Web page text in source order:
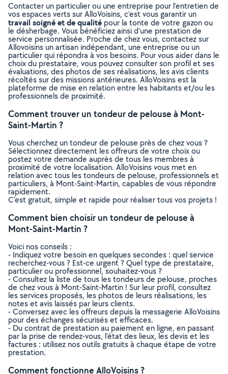
Contacter un particulier ou une entreprise pour l’entretien de
vos espaces verts sur AlloVoisins, c’est vous garantir un
travail soigné et de qualité pour la tonte de votre gazon ou
le désherbage. Vous bénéficiez ainsi d’une prestation de
service personnalisée. Proche de chez vous, contactez sur
Allovoisins un artisan indépendant, une entreprise ou un
particulier qui répondra à vos besoins. Pour vous aider dans le
choix du prestataire, vous pouvez consulter son profil et ses
évaluations, des photos de ses réalisations, les avis clients
récoltés sur des missions antérieures. AlloVoisins est la
plateforme de mise en relation entre les habitants et/ou les
professionnels de proximité.
Comment trouver un tondeur de pelouse à Mont-
Saint-Martin ?
Vous cherchez un tondeur de pelouse près de chez vous ?
Sélectionnez directement les offreurs de votre choix ou
postez votre demande auprès de tous les membres à
proximité de votre localisation. AlloVoisins vous met en
relation avec tous les tondeurs de pelouse, professionnels et
particuliers, à Mont-Saint-Martin, capables de vous répondre
rapidement.
C’est gratuit, simple et rapide pour réaliser tous vos projets !
Comment bien choisir un tondeur de pelouse à
Mont-Saint-Martin ?
Voici nos conseils :
- Indiquez votre besoin en quelques secondes : quel service
recherchez-vous ? Est-ce urgent ? Quel type de prestataire,
particulier ou professionnel, souhaitez-vous ?
- Consultez la liste de tous les tondeurs de pelouse, proches
de chez vous à Mont-Saint-Martin ! Sur leur profil, consultez
les services proposés, les photos de leurs réalisations, les
notes et avis laissés par leurs clients.
- Conversez avec les offreurs depuis la messagerie AlloVoisins
pour des échanges sécurisés et efficaces.
- Du contrat de prestation au paiement en ligne, en passant
par la prise de rendez-vous, l’état des lieux, les devis et les
factures : utilisez nos outils gratuits à chaque étape de votre
prestation.
Comment fonctionne AlloVoisins ?